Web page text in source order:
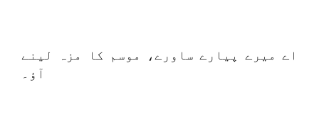
اے میرے پیارے ساورے، موسم کا مزہ لینے
آؤ۔